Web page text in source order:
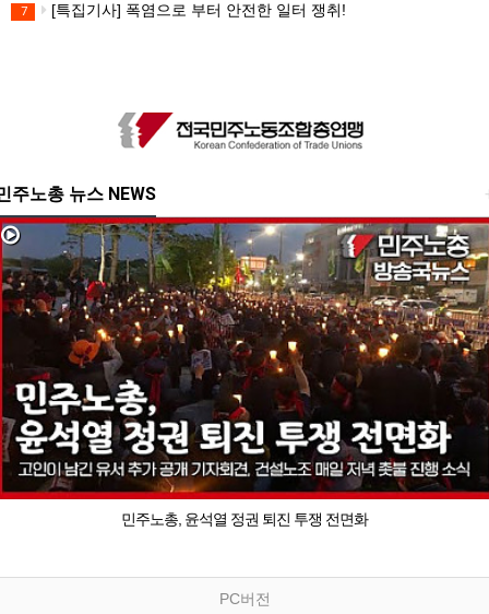
7 [특집기사] 폭염으로 부터 안전한 일터 쟁취!
주노총 뉴스 NEWS
민주노총, 윤석열 정권 퇴진 투쟁 전면화
PC버전